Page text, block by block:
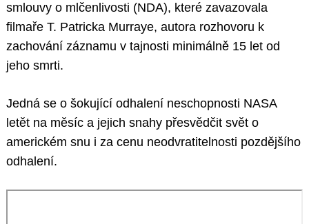
smlouvy o mlčenlivosti (NDA), které zavazovala
filmaře T. Patricka Murraye, autora rozhovoru k
zachování záznamu v tajnosti minimálně 15 let od
jeho smrti.
Jedná se o šokující odhalení neschopnosti NASA
letět na měsíc a jejich snahy přesvědčit svět o
americkém snu i za cenu neodvratitelnosti pozdějšího
odhalení.